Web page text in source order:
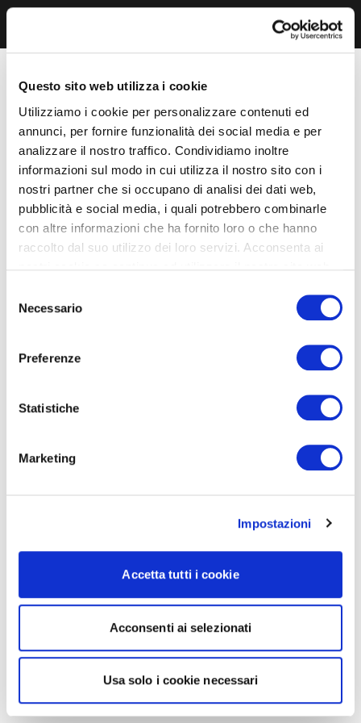
Questo sito web utilizza i cookie
Utilizziamo i cookie per personalizzare contenuti ed
annunci, per fornire funzionalità dei social media e per
analizzare il nostro traffico. Condividiamo inoltre
informazioni sul modo in cui utilizza il nostro sito con i
nostri partner che si occupano di analisi dei dati web,
pubblicità e social media, i quali potrebbero combinarle
con altre informazioni che ha fornito loro o che hanno
raccolto dal suo utilizzo dei loro servizi. Acconsenta ai
delNecessario
Preferenze
Statistiche
Marketing
Impostazioni
Accetta tutti i cookie
Acconsenti ai selezionati
Usa solo i cookie necessari